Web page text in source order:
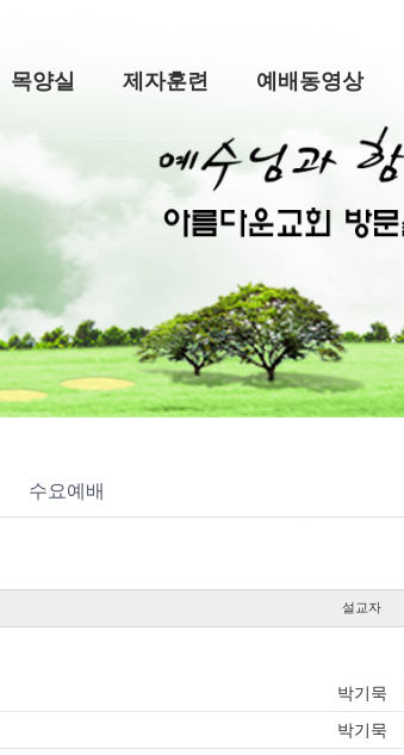
목양실 제자훈련 예배동영상
수요예배
설교자
박기묵
박기묵